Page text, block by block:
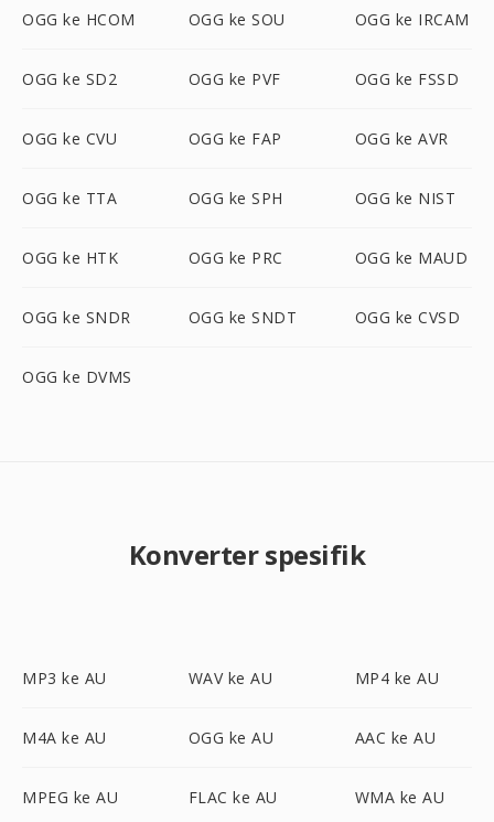
OGG ke HCOM OGG ke SOU OGG ke IRCAM
OGG ke SD2 OGG ke PVF OGG ke FSSD
OGG ke CVU OGG ke FAP OGG ke AVR
OGG ke TTA OGG ke SPH OGG ke NIST
OGG ke HTK OGG ke PRC OGG ke MAUD
OGG ke SNDR OGG ke SNDT OGG ke CVSD
OGG ke DVMS
Konverter spesifik
MP3 ke AU WAV ke AU MP4 ke AU
M4A ke AU OGG ke AU AAC ke AU
MPEG ke AU FLAC ke AU WMA ke AU